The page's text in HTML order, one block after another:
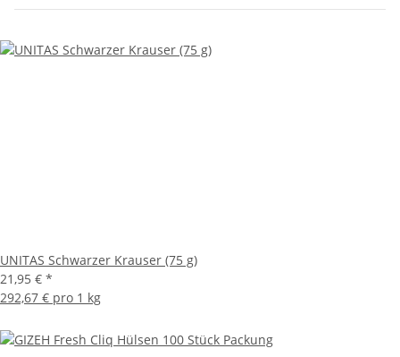
UNITAS Schwarzer Krauser (75 g)
21,95 € *
292,67 € pro 1 kg